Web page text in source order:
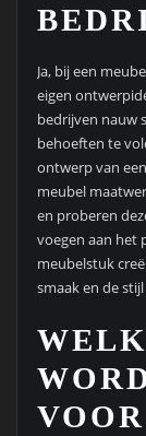
Ja, bij een
eigen
bedrijven nauw
behoeften te
ontwerp van
meubel
en proberen
voegen aan het
meubelstuk
smaak en de